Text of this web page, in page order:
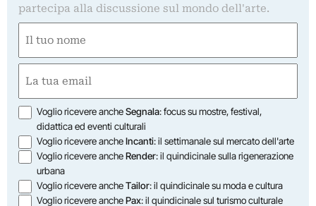
partecipa alla discussione sul mondo dell'arte.
(Required)
First
(Required)
Opzioni
Voglio ricevere ancheSegnala: focus su mostre, festival,
didattica ed eventi culturali
Voglio ricevere ancheIncanti: il settimanale sul mercato dell'arte
Voglio ricevere ancheRender: il quindicinale sulla rigenerazione
urbana
Voglio ricevere ancheTailor: il quindicinale su moda e cultura
Voglio ricevere anchePax: il quindicinale sul turismo culturale